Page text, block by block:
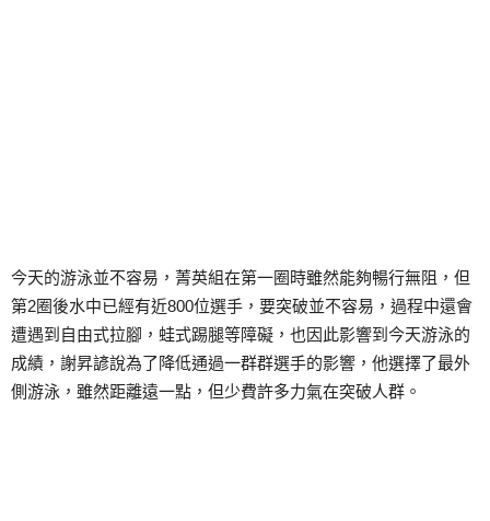
今天的游泳並不容易，菁英組在第一圈時雖然能夠暢行無阻，但
第2圈後水中已經有近800位選手，要突破並不容易，過程中還會
遭遇到自由式拉腳，蛙式踢腿等障礙，也因此影響到今天游泳的
成績，謝昇諺說為了降低通過一群群選手的影響，他選擇了最外
側游泳，雖然距離遠一點，但少費許多力氣在突破人群。